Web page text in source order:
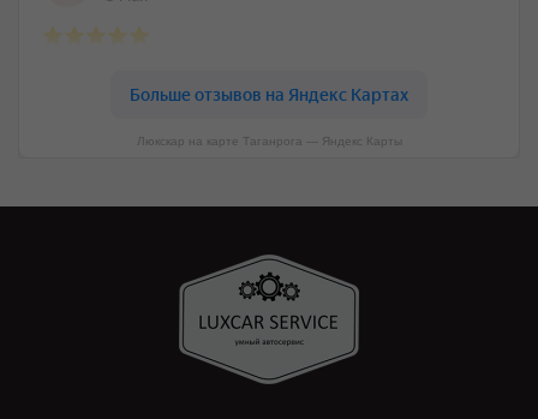
Люкскар на карте Таганрога — Яндекс Карты